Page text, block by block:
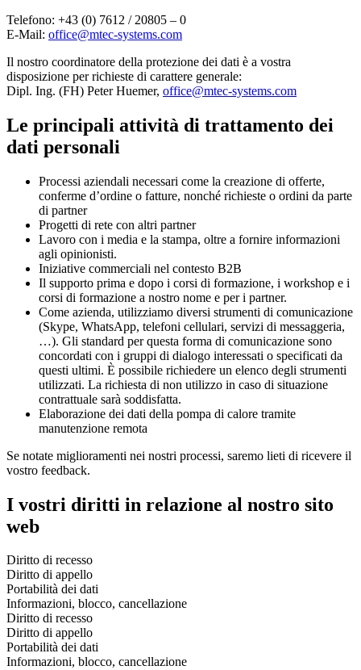
Telefono: +43 (0) 7612 / 20805 – 0
E-Mail: office@mtec-systems.com
Il nostro coordinatore della protezione dei dati è a vostra
disposizione per richieste di carattere generale:
Dipl. Ing. (FH) Peter Huemer, office@mtec-systems.com
Le principali attività di trattamento dei
dati personali
Processi aziendali necessari come la creazione di offerte,
conferme d’ordine o fatture, nonché richieste o ordini da parte
di partner
Progetti di rete con altri partner
Lavoro con i media e la stampa, oltre a fornire informazioni
agli opinionisti.
Iniziative commerciali nel contesto B2B
Il supporto prima e dopo i corsi di formazione, i workshop e i
corsi di formazione a nostro nome e per i partner.
Come azienda, utilizziamo diversi strumenti di comunicazione
(Skype, WhatsApp, telefoni cellulari, servizi di messaggeria,
…). Gli standard per questa forma di comunicazione sono
concordati con i gruppi di dialogo interessati o specificati da
questi ultimi. È possibile richiedere un elenco degli strumenti
utilizzati. La richiesta di non utilizzo in caso di situazione
contrattuale sarà soddisfatta.
Elaborazione dei dati della pompa di calore tramite
manutenzione remota
Se notate miglioramenti nei nostri processi, saremo lieti di ricevere il
vostro feedback.
I vostri diritti in relazione al nostro sito
web
Diritto di recesso
Diritto di appello
Portabilità dei dati
Informazioni, blocco, cancellazione
Diritto di recesso
Diritto di appello
Portabilità dei dati
Informazioni, blocco, cancellazione